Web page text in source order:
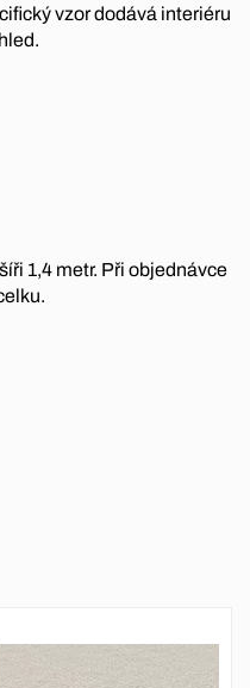
vzor dodává interiéru
1,4 metr. Při objednávce